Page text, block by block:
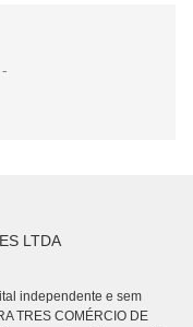
LTDA
independente e sem
TRES COMÉRCIO DE